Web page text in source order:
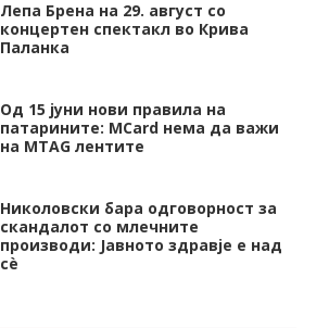
Лепа Брена на 29. август со
концертен спектакл во Крива
Паланка
Од 15 јуни нови правила на
патарините: MCard нема да важи
на MTAG лентите
Николовски бара одговорност за
скандалот со млечните
производи: Јавното здравје е над
сѐ